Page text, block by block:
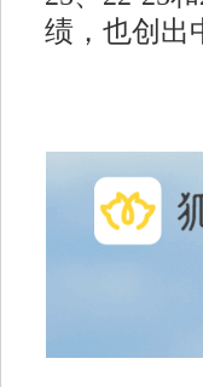
绩，也创出